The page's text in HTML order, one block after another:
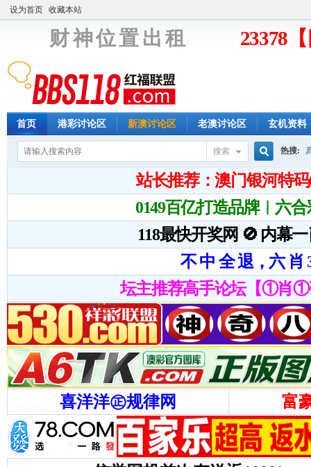
设为首页 收藏本站
财 神 位 置 出 租 23378
首页 港彩讨论区 新澳讨论区 老澳讨论区 玄机资料
搜索
搜
索
热搜: